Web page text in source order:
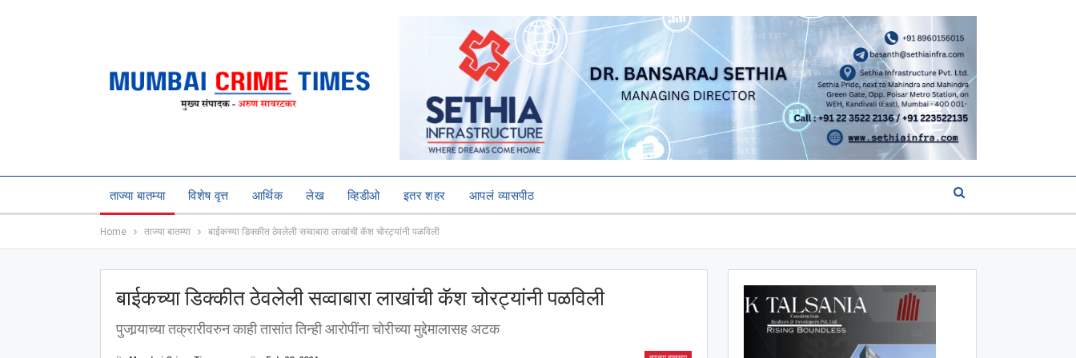
ताज्या बातम्या विशेष वृत्त आर्थिक लेख व्हिडीओ इतर शहर आपलं व्यासपीठ
Home ताज्या बातम्या बाईकच्या डिक्कीत ठेवलेली सव्वाबारा लाखांची कॅश चोरट्यांनी पळविली
बाईकच्या डिक्कीत ठेवलेली सव्वाबारा लाखांची कॅश चोरट्यांनी पळविली
पुजार्‍याच्या तक्रारीवरुन काही तासांत तिन्ही आरोपींना चोरीच्या मुद्देमालासह अटक